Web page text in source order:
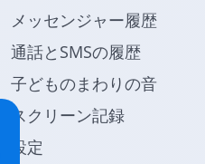
メッセンジャー履歴
通話とSMSの履歴
子どものまわりの音
スクリーン記録
設定